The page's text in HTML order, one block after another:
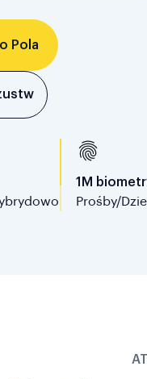
Pola
1M
Prośby/